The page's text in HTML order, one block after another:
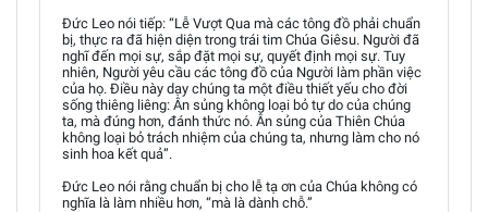
Đức Leo nói tiếp: “Lễ Vượt Qua mà các tông đồ phải chuẩn
bị, thực ra đã hiện diện trong trái tim Chúa Giêsu. Người đã
nghĩ đến mọi sự, sắp đặt mọi sự, quyết định mọi sự. Tuy
nhiên, Người yêu cầu các tông đồ của Người làm phần việc
của họ. Điều này dạy chúng ta một điều thiết yếu cho đời
sống thiêng liêng: Ân sủng không loại bỏ tự do của chúng
ta, mà đúng hơn, đánh thức nó. Ân sủng của Thiên Chúa
không loại bỏ trách nhiệm của chúng ta, nhưng làm cho nó
sinh hoa kết quả”.
Đức Leo nói rằng chuẩn bị cho lễ tạ ơn của Chúa không có
nghĩa là làm nhiều hơn, “mà là dành chỗ.”